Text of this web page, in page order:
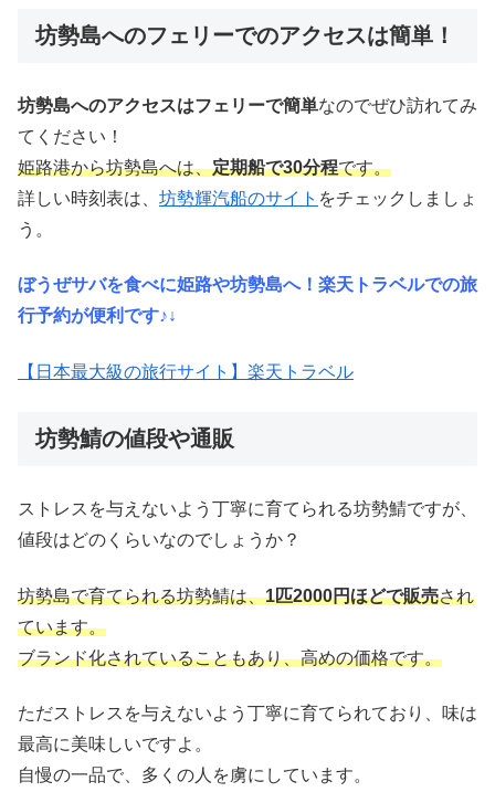
坊勢島へのフェリーでのアクセスは簡単！
坊勢島へのアクセスはフェリーで簡単なのでぜひ訪れてみ
てください！
姫路港から坊勢島へは、定期船で30分程です。
詳しい時刻表は、 坊勢輝汽船のサイト をチェックしましょ
う。
ぼうぜサバを食べに姫路や坊勢島へ！楽天トラベルでの旅
行予約が便利です♪↓
【日本最大級の旅行サイト】楽天トラベル
坊勢鯖の値段や通販
ストレスを与えないよう丁寧に育てられる坊勢鯖ですが、
値段はどのくらいなのでしょうか？
坊勢島で育てられる坊勢鯖は、1匹2000円ほどで販売され
ています。
ブランド化されていることもあり、高めの価格です。
ただストレスを与えないよう丁寧に育てられており、味は
最高に美味しいですよ。
自慢の一品で、多くの人を虜にしています。